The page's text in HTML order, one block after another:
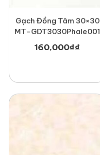
Gạch Đồng Tâm 30×30
MT-GDT3030Phale001
160,000₫₫